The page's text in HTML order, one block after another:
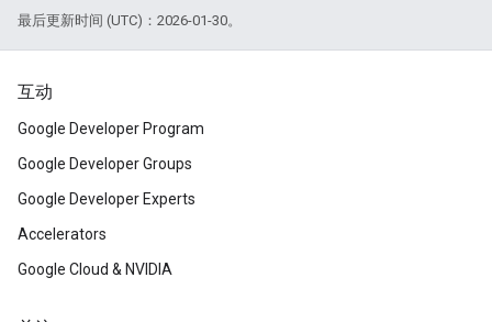
最后更新时间 (UTC)：2026-01-30。
互动
Google Developer Program
Google Developer Groups
Google Developer Experts
Accelerators
Google Cloud & NVIDIA